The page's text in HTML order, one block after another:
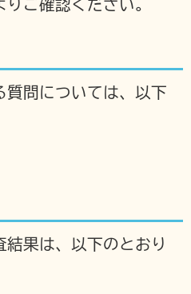
ご確認ください。
質問については、以下
果は、以下のとおり